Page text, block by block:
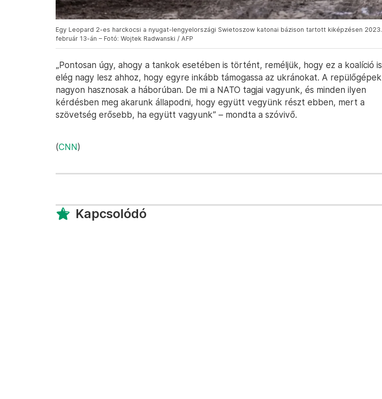
Egy Leopard 2-es harckocsi a nyugat-lengyelországi Swietoszow katonai bázison tartott kiképzésen 2023.
február 13-án – Fotó: Wojtek Radwanski / AFP
„Pontosan úgy, ahogy a tankok esetében is történt, reméljük, hogy ez a koalíció is
elég nagy lesz ahhoz, hogy egyre inkább támogassa az ukránokat. A repülőgépek
nagyon hasznosak a háborúban. De mi a NATO tagjai vagyunk, és minden ilyen
kérdésben meg akarunk állapodni, hogy együtt vegyünk részt ebben, mert a
szövetség erősebb, ha együtt vagyunk” – mondta a szóvivő.
(CNN)
Kapcsolódó